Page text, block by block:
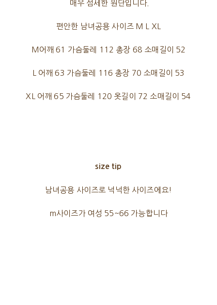
매우 섬세한 원단입니다.
편안한 남녀공용 사이즈 M L XL
M어깨 61 가슴둘레 112 총장 68 소매길이 52
L 어깨 63 가슴둘레 116 총장 70 소매길이 53
XL 어깨 65 가슴둘레 120 옷길이 72 소매길이 54
size tip
남녀공용 사이즈로 넉넉한 사이즈에요!
m사이즈가 여성 55~66 가능합니다